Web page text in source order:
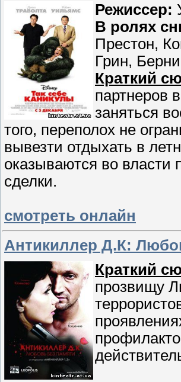
Режиссер:
В ролях
Престон,
Грин,
Краткий
партнеров
заняться
того, переполох не
вывезти отдыхать в
оказываются во власти
сделки.
смотреть онлайн
Антикиллер Д.К:
Краткий
прозвищу